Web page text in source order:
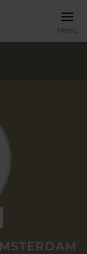
Menu